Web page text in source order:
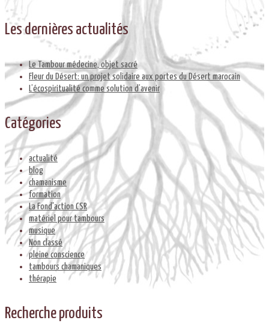
Les dernières actualités
Le Tambour médecine, objet sacré
Fleur du Désert: un projet solidaire aux portes du Désert marocain
L’écospiritualité comme solution d’avenir
Catégories
actualité
blog
chamanisme
formation
La Fond'action CSR
matériel pour tambours
musique
Non classé
pleine conscience
tambours chamaniques
thérapie
Recherche produits